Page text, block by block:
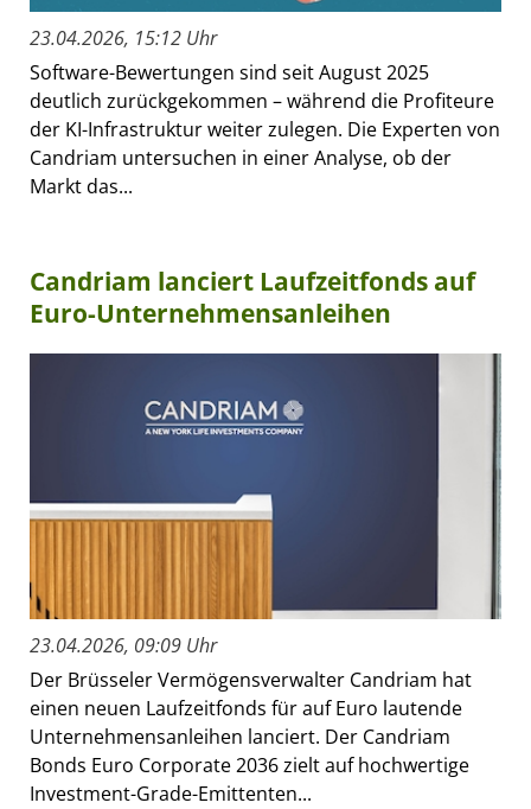
23.04.2026, 15:12 Uhr
Software-Bewertungen sind seit August 2025
deutlich zurückgekommen – während die Profiteure
der KI-Infrastruktur weiter zulegen. Die Experten von
Candriam untersuchen in einer Analyse, ob der
Markt das...
Candriam lanciert Laufzeitfonds auf
Euro-Unternehmensanleihen
23.04.2026, 09:09 Uhr
Der Brüsseler Vermögensverwalter Candriam hat
einen neuen Laufzeitfonds für auf Euro lautende
Unternehmensanleihen lanciert. Der Candriam
Bonds Euro Corporate 2036 zielt auf hochwertige
Investment-Grade-Emittenten...